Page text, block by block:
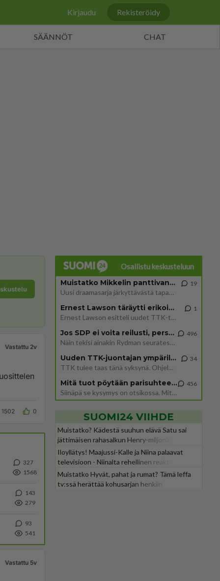
Kirjaudu Rekisteröidy
SÄÄNNÖT CHAT
Vastattu 2v
1502 0
327
1568
143
279
93
541
Vastattu 5v
Osallistu keskusteluun
Muistatko Mikkelin panttivankidraaman?
Uusi draamasarja järkyttävästä tapauksesta on tulossa. Tositapahtumiin perustuva sarja ammentaa vuoden 1986 Mikkelin pan
19
Ernest Lawson täräytti erikoisen heiton TTK-lehdistötilaisuudessa: " Onko tässä tarkoituksena...?"
Ernest Lawson esitteli uudet TTK-tähtioppilaat ja opettajat torstaina 6.8. lehdistölle. Tulevalla kaudella on yksi hausk
1
Jos SDP ei voita reilusti, persut kumoavat demokratian Suomesta
Näin tekisi ainakin Rydman seuratessaan idolinsa Trumpin mallia https://www.is.fi/politiikka/art-2000012187244.html
496
Uuden TTK-juontajan ympärillä epätietoisuus sakenee - Nyt MTV hämmentää soppaa
TTK tulee taas tänä syksynä. Ohjelman uudet tähtioppilaat julkistetaan torstaina 6. elokuuta klo 14 alkavassa lehdistö
34
Mitä tuot pöytään parisuhteessa?
Siinäpä se kysymys on otsikossa. Mitäpä siis tuot/toisit pöytään parisuhteessa? Oletko mies vai nainen? Koetko sen mitä
456
SUOMI24 VIIHDE
Muistatko? Kädestä suuhun elävä Satu sai
jättimäisen rahasalkun Henry-miljonääriltä
Iloyllätys! Maajussi-Kalle ja Niina palaavat
televisioon - Niinalta rehellinen reaktio:
"KÄÄKS!"
Muistatko Hyvät, pahat ja rumat? Tämä leffa
tv:ssä herättää kohusarjan henkiin